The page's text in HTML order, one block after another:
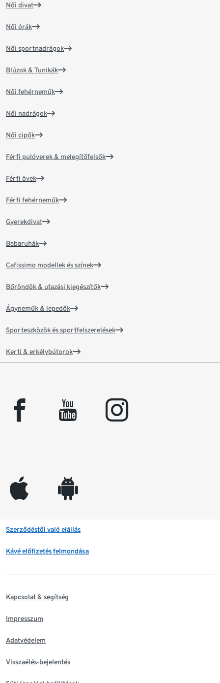
Női divat
Női órák
Női sportnadrágok
Blúzok & Tunikák
Női fehérneműk
Női nadrágok
Női cipők
Férfi pulóverek & melegítőfelsők
Férfi övek
Férfi fehérneműk
Gyerekdivat
Babaruhák
Cafissimo modellek és színek
Bőröndök & utazási kiegészítők
Ágyneműk & lepedők
Sporteszközök és sportfelszerelések
Kerti & erkélybútorok
facebook youtube instagram
appleinc android
Szerződéstől való elállás
Kávé előfizetés felmondása
Kapcsolat & segítség
Impresszum
Adatvédelem
Visszaélés-bejelentés